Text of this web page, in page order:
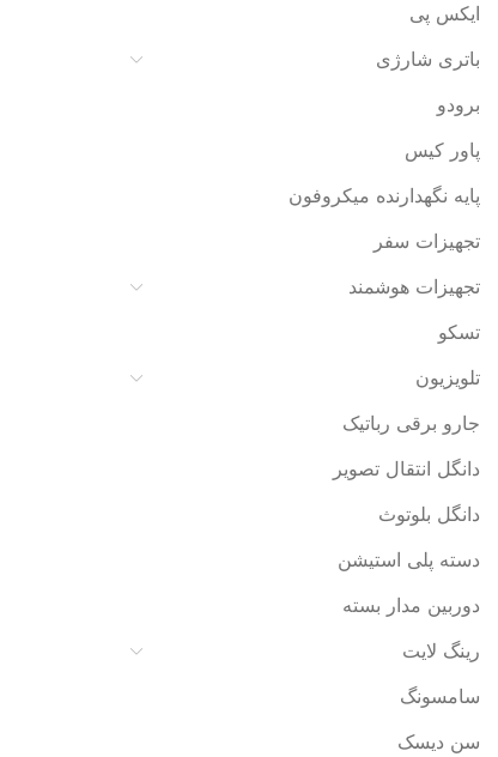
ایکس پی
باتری شارژی
برودو
پاور کیس
پایه نگهدارنده میکروفون
تجهیزات سفر
تجهیزات هوشمند
تسکو
تلویزیون
جارو برقی رباتیک
دانگل انتقال تصویر
دانگل بلوتوث
دسته پلی استیشن
دوربین مدار بسته
رینگ لایت
سامسونگ
سن دیسک